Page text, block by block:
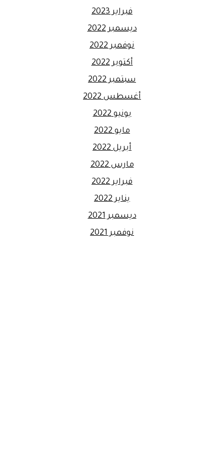
فبراير 2023
ديسمبر 2022
نوفمبر 2022
أكتوبر 2022
سبتمبر 2022
أغسطس 2022
يونيو 2022
مايو 2022
أبريل 2022
مارس 2022
فبراير 2022
يناير 2022
ديسمبر 2021
نوفمبر 2021